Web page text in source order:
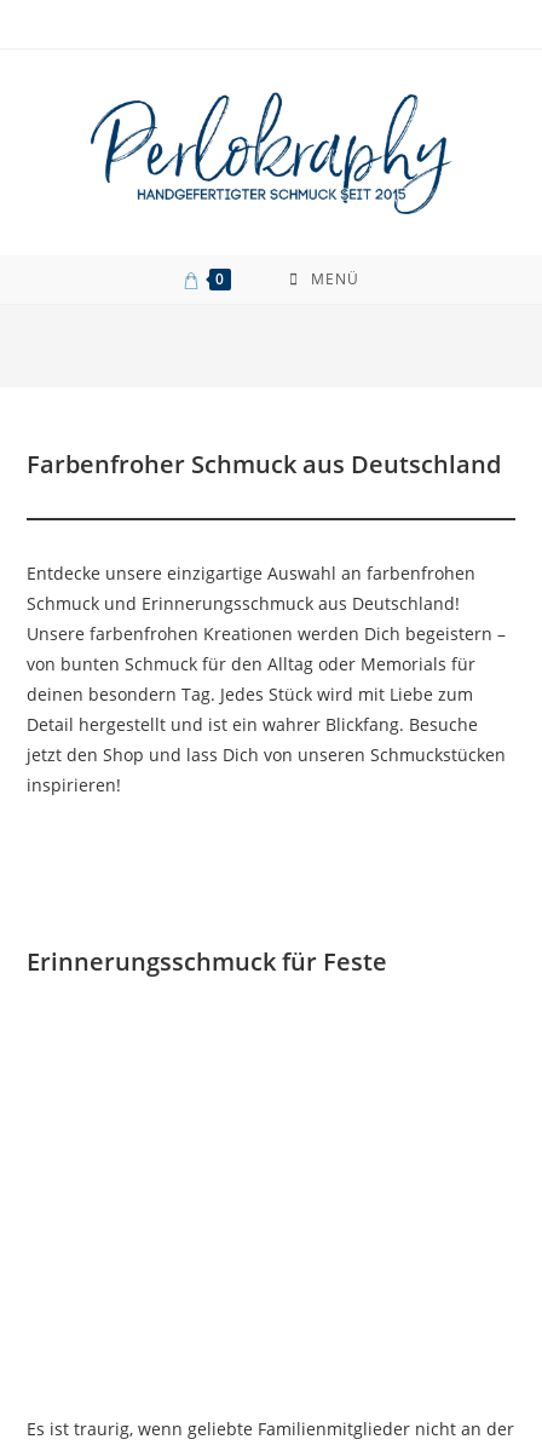
0 MENÜ
Farbenfroher Schmuck aus Deutschland
Entdecke unsere einzigartige Auswahl an farbenfrohen
Schmuck und Erinnerungsschmuck aus Deutschland!
Unsere farbenfrohen Kreationen werden Dich begeistern –
von bunten Schmuck für den Alltag oder Memorials für
deinen besondern Tag. Jedes Stück wird mit Liebe zum
Detail hergestellt und ist ein wahrer Blickfang. Besuche
jetzt den Shop und lass Dich von unseren Schmuckstücken
inspirieren!
Erinnerungsschmuck für Feste
Es ist traurig, wenn geliebte Familienmitglieder nicht an der